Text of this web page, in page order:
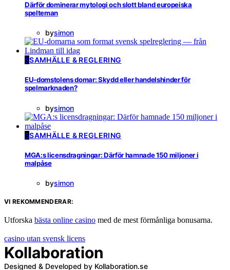
Därför dominerar mytologi och slott bland europeiska
spelteman
bysimon
SSAMHÄLLE & REGLERING
EU-domstolens domar: Skydd eller handelshinder för
spelmarknaden?
bysimon
SSAMHÄLLE & REGLERING
MGA:s licensdragningar: Därför hamnade 150 miljoner i
malpåse
bysimon
VI REKOMMENDERAR:
Utforska bästa online casino med de mest förmånliga bonusarna.
casino utan svensk licens
Kollaboration
Designed & Developed by Kollaboration.se